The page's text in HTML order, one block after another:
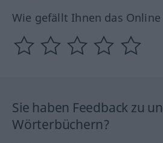
Wie gefällt Ihnen das
Sie haben Feedback zu
Wörterbüchern?